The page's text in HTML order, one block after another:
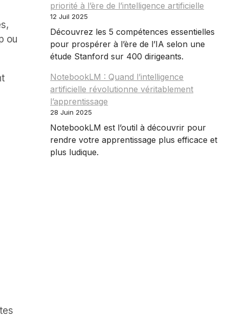
ou
priorité à l’ère de l’intelligence artificielle
12 Juil 2025
Découvrez les 5 compétences essentielles
pour prospérer à l’ère de l’IA selon une
étude Stanford sur 400 dirigeants.
NotebookLM : Quand l’intelligence
artificielle révolutionne véritablement
l’apprentissage
28 Juin 2025
NotebookLM est l’outil à découvrir pour
rendre votre apprentissage plus efficace et
plus ludique.